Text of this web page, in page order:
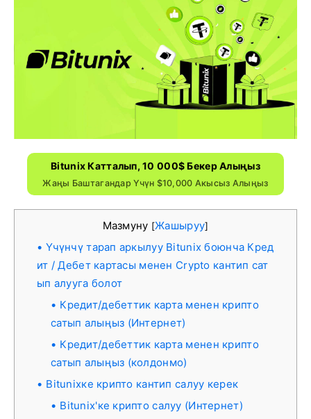
Bitunix Катталып, 10 000$ Бекер Алыңыз
Жаңы Баштагандар Үчүн $10,000 Акысыз Алыңыз
Мазмуну [Жашыруу]
Үчүнчү тарап аркылуу Bitunix боюнча Кред
ит / Дебет картасы менен Crypto кантип сат
ып алууга болот
Кредит/дебеттик карта менен крипто
сатып алыңыз (Интернет)
Кредит/дебеттик карта менен крипто
сатып алыңыз (колдонмо)
Bitunixке крипто кантип салуу керек
Bitunix'ке крипто салуу (Интернет)